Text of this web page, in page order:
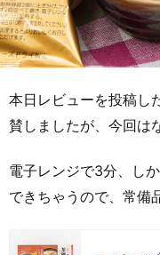
本日レビューを投稿し
賛しましたが、今回は
電子レンジで3分、し
できちゃうので、常備